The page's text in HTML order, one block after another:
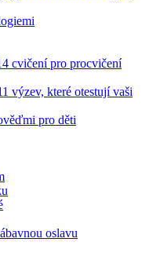
cvičení pro procvičení
výzev, které otestují vaši
pro děti
oslavu